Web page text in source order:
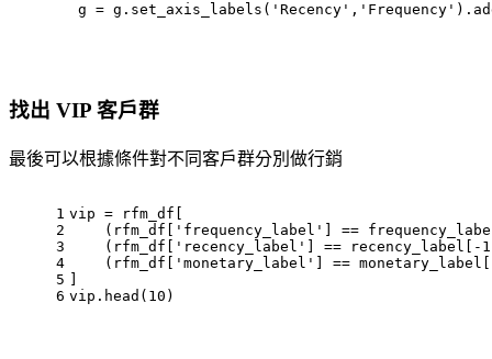
g = g.set_axis_labels( 'Recency' , 'Frequency'
找出 VIP 客戶群
最後可以根據條件對不同客戶群分別做行銷
1
2
3
4
5
6
vip = rfm_df[
    (rfm_df[
'frequency_label' ] ==
    (rfm_df[
'recency_label' ] == recency_label[- 1
    (rfm_df[
'monetary_label' ] ==
]
vip.head( 10 )